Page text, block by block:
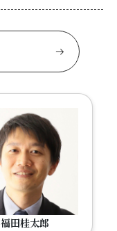
福田桂太郎